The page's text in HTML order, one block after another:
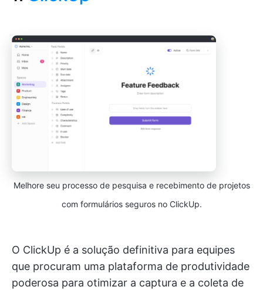
Melhore seu processo de pesquisa e recebimento de projetos
com formulários seguros no ClickUp.
O ClickUp é a solução definitiva para equipes
que procuram uma plataforma de produtividade
poderosa para otimizar a captura e a coleta de